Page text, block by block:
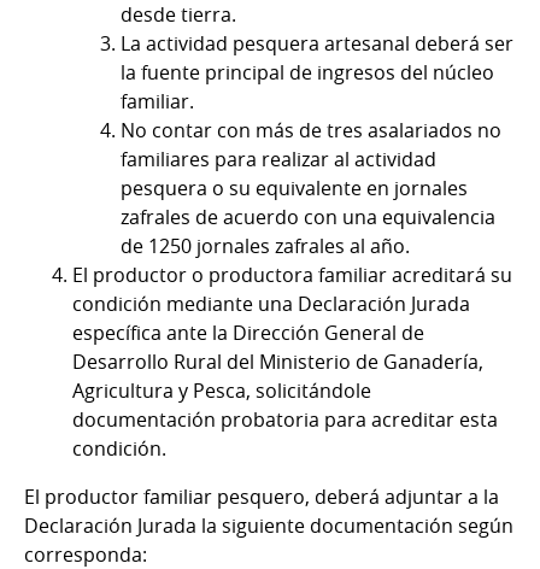
desde tierra.
La actividad pesquera artesanal deberá ser
la fuente principal de ingresos del núcleo
familiar.
No contar con más de tres asalariados no
familiares para realizar al actividad
pesquera o su equivalente en jornales
zafrales de acuerdo con una equivalencia
de 1250 jornales zafrales al año.
El productor o productora familiar acreditará su
condición mediante una Declaración Jurada
específica ante la Dirección General de
Desarrollo Rural del Ministerio de Ganadería,
Agricultura y Pesca, solicitándole
documentación probatoria para acreditar esta
condición.
El productor familiar pesquero, deberá adjuntar a la
Declaración Jurada la siguiente documentación según
corresponda: